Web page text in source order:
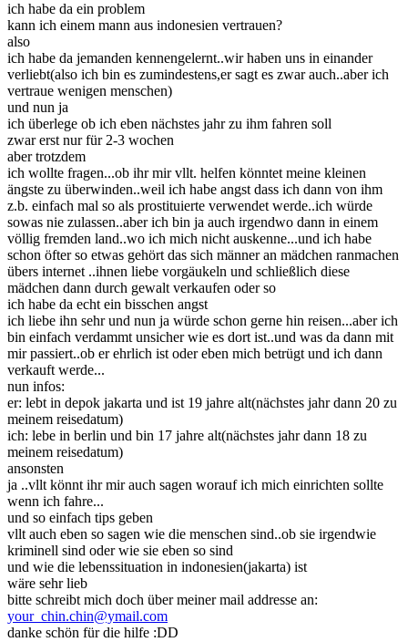
ich habe da ein problem
kann ich einem mann aus indonesien vertrauen?
also
ich habe da jemanden kennengelernt..wir haben uns in einander
verliebt(also ich bin es zumindestens,er sagt es zwar auch..aber ich
vertraue wenigen menschen)
und nun ja
ich überlege ob ich eben nächstes jahr zu ihm fahren soll
zwar erst nur für 2-3 wochen
aber trotzdem
ich wollte fragen...ob ihr mir vllt. helfen könntet meine kleinen
ängste zu überwinden..weil ich habe angst dass ich dann von ihm
z.b. einfach mal so als prostituierte verwendet werde..ich würde
sowas nie zulassen..aber ich bin ja auch irgendwo dann in einem
völlig fremden land..wo ich mich nicht auskenne...und ich habe
schon öfter so etwas gehört das sich männer an mädchen ranmachen
übers internet ..ihnen liebe vorgäukeln und schließlich diese
mädchen dann durch gewalt verkaufen oder so
ich habe da echt ein bisschen angst
ich liebe ihn sehr und nun ja würde schon gerne hin reisen...aber ich
bin einfach verdammt unsicher wie es dort ist..und was da dann mit
mir passiert..ob er ehrlich ist oder eben mich betrügt und ich dann
verkauft werde...
nun infos:
er: lebt in depok jakarta und ist 19 jahre alt(nächstes jahr dann 20 zu
meinem reisedatum)
ich: lebe in berlin und bin 17 jahre alt(nächstes jahr dann 18 zu
meinem reisedatum)
ansonsten
ja ..vllt könnt ihr mir auch sagen worauf ich mich einrichten sollte
wenn ich fahre...
und so einfach tips geben
vllt auch eben so sagen wie die menschen sind..ob sie irgendwie
kriminell sind oder wie sie eben so sind
und wie die lebenssituation in indonesien(jakarta) ist
wäre sehr lieb
bitte schreibt mich doch über meiner mail addresse an:
your_chin.chin@ymail.com
danke schön für die hilfe :DD